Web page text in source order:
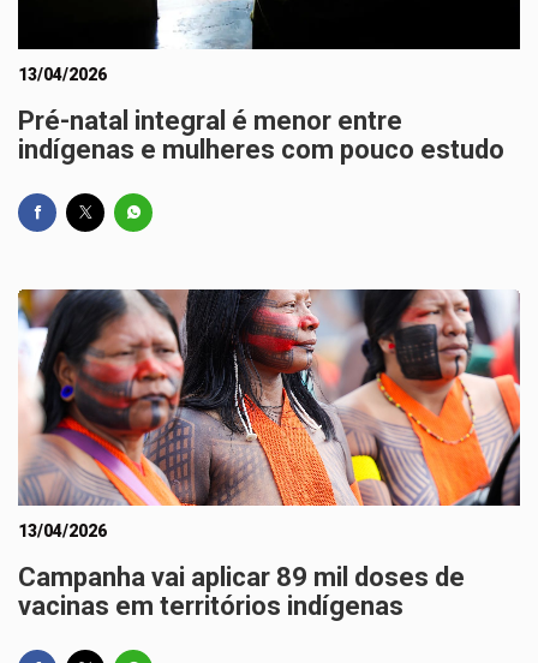
13/04/2026
Pré-natal integral é menor entre
indígenas e mulheres com pouco estudo
13/04/2026
Campanha vai aplicar 89 mil doses de
vacinas em territórios indígenas